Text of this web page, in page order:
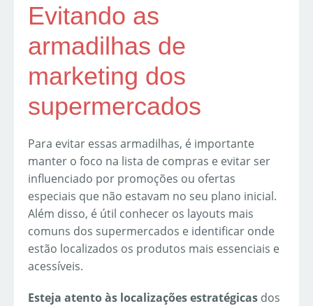
Evitando as
armadilhas de
marketing dos
supermercados
Para evitar essas armadilhas, é importante
manter o foco na lista de compras e evitar ser
influenciado por promoções ou ofertas
especiais que não estavam no seu plano inicial.
Além disso, é útil conhecer os layouts mais
comuns dos supermercados e identificar onde
estão localizados os produtos mais essenciais e
acessíveis.
Esteja atento às localizações estratégicas dos